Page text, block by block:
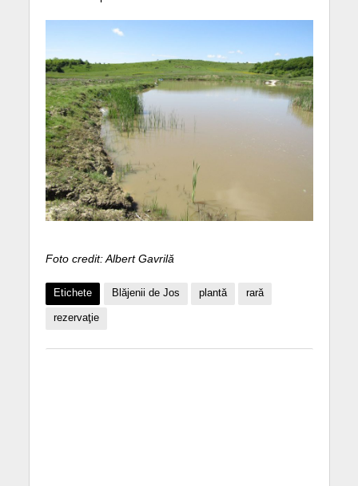
Foto credit: Albert Gavrilă
Etichete Blăjenii de Jos plantă rară
rezervaţie